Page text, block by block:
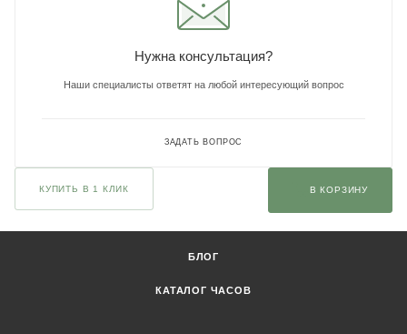
Нужна консультация?
Наши специалисты ответят на любой интересующий вопрос
ЗАДАТЬ ВОПРОС
КУПИТЬ В 1 КЛИК В КОРЗИНУ
БЛОГ
КАТАЛОГ ЧАСОВ